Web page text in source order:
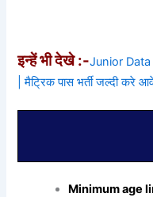
इन्हें भी देखे :-Junior
| मैट्रिक पास भर्ती जल्दी करे
Minimum age